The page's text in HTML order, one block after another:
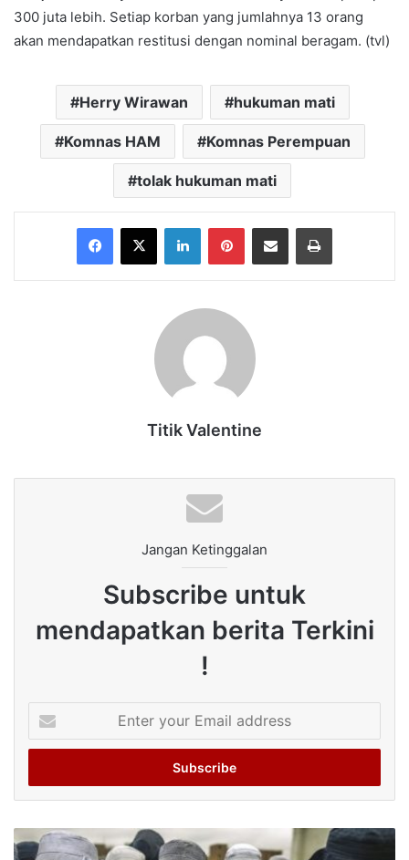
300 juta lebih. Setiap korban yang jumlahnya 13 orang
akan mendapatkan restitusi dengan nominal beragam. (tvl)
Herry Wirawan hukuman mati
Komnas HAM Komnas Perempuan
tolak hukuman mati
Facebook
X LinkedInPinterestShare via Email Print
Titik Valentine
Jangan Ketinggalan
Subscribe untuk
mendapatkan berita Terkini
!
your
Email